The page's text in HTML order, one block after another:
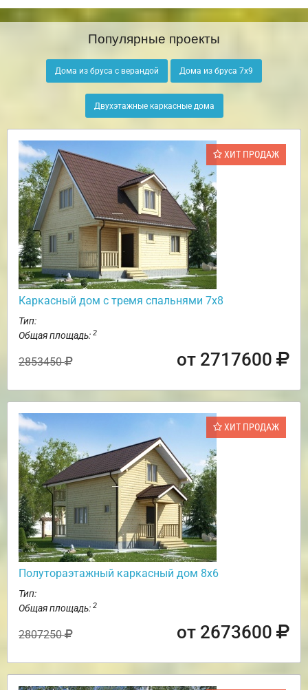
Популярные проекты
Дома из бруса с верандой Дома из бруса 7х9
Двухэтажные каркасные дома
ХИТ ПРОДАЖ
Каркасный дом с тремя спальнями 7х8
Тип:
Общая площадь: 2
2853450 от 2717600
ХИТ ПРОДАЖ
Полутораэтажный каркасный дом 8х6
Тип:
Общая площадь: 2
2807250 от 2673600